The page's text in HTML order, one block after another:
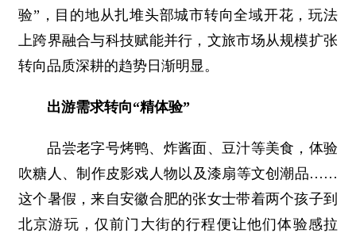
验”，目的地从扎堆头部城市转向全域开花，玩法
上跨界融合与科技赋能并行，文旅市场从规模扩张
转向品质深耕的趋势日渐明显。
出游需求转向“精体验”
品尝老字号烤鸭、炸酱面、豆汁等美食，体验
吹糖人、制作皮影戏人物以及漆扇等文创潮品……
这个暑假，来自安徽合肥的张女士带着两个孩子到
北京游玩，仅前门大街的行程便让他们体验感拉